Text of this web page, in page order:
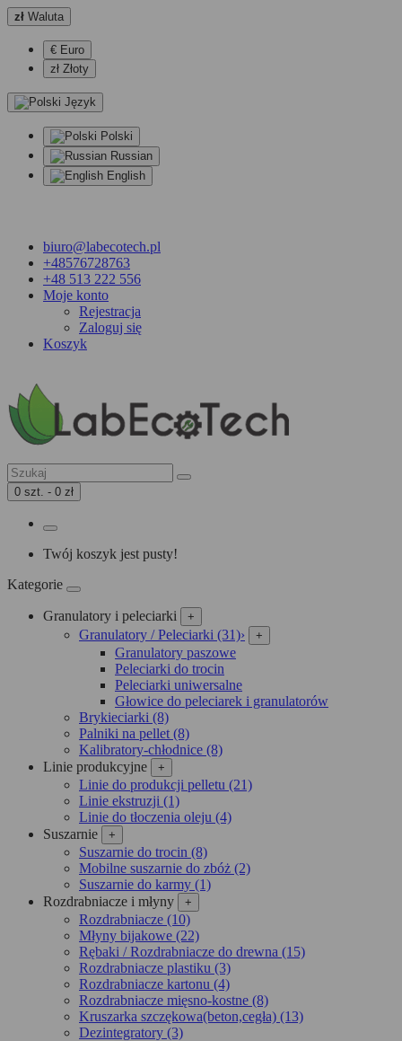
zł Waluta
€ Euro
zł Złoty
Język
Polski
Russian
English
biuro@labecotech.pl
+48576728763
+48 513 222 556
Moje konto
Rejestracja
Zaloguj się
Koszyk
0 szt. - 0 zł
Twój koszyk jest pusty!
Kategorie
Granulatory i peleciarki +
Granulatory / Peleciarki (31)› +
Granulatory paszowe
Peleciarki do trocin
Peleciarki uniwersalne
Głowice do peleciarek i granulatorów
Brykieciarki (8)
Palniki na pellet (8)
Kalibratory-chłodnice (8)
Linie produkcyjne
+
Linie do produkcji pelletu (21)
Linie ekstruzji (1)
Linie do tłoczenia oleju (4)
Suszarnie
+
Suszarnie do trocin (8)
Mobilne suszarnie do zbóż (2)
Suszarnie do karmy (1)
Rozdrabniacze i młyny
+
Rozdrabniacze (10)
Młyny bijakowe (22)
Rębaki / Rozdrabniacze do drewna (15)
Rozdrabniacze plastiku (3)
Rozdrabniacze kartonu (4)
Rozdrabniacze mięsno-kostne (8)
Kruszarka szczękowa(beton,cegła) (13)
Dezintegra­tory (3)